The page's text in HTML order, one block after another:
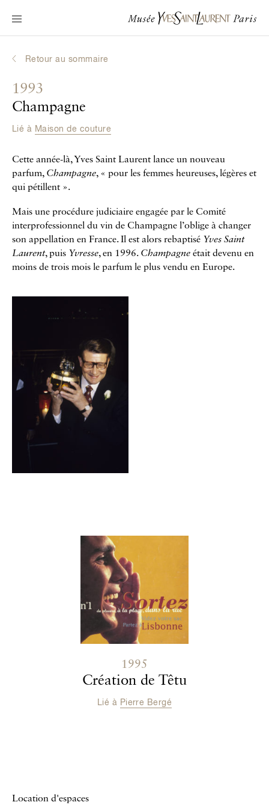
Navigation principale
Venir au musée
Biographies interactives
Les Chroniques
La Collection
Le Musée
Retour au sommaire
1993
Champagne
Lié à Maison de couture
Cette année-là, Yves Saint Laurent lance un nouveau
parfum, Champagne, « pour les femmes heureuses, légères et
qui pétillent ».
Mais une procédure judiciaire engagée par le Comité
interprofessionnel du vin de Champagne l’oblige à changer
son appellation en France. Il est alors rebaptisé Yves Saint
Laurent, puis Yvresse, en 1996. Champagne était devenu en
moins de trois mois le parfum le plus vendu en Europe.
1995
Création de Têtu
Lié à Pierre Bergé
Location d'espaces